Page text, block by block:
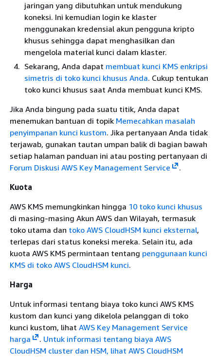
jaringan yang dibutuhkan untuk mendukung
koneksi. Ini kemudian login ke klaster
menggunakan kredensial akun pengguna kripto
khusus sehingga dapat menghasilkan dan
mengelola material kunci dalam klaster.
Sekarang, Anda dapat membuat kunci KMS enkripsi
simetris di toko kunci khusus Anda. Cukup tentukan
toko kunci khusus saat Anda membuat kunci KMS.
Jika Anda bingung pada suatu titik, Anda dapat
menemukan bantuan di topik Memecahkan masalah
penyimpanan kunci kustom. Jika pertanyaan Anda tidak
terjawab, gunakan tautan umpan balik di bagian bawah
setiap halaman panduan ini atau posting pertanyaan di
Forum Diskusi AWS Key Management Service
.
Kuota
AWS KMS memungkinkan hingga 10 toko kunci khusus
di masing-masing Akun AWS dan Wilayah, termasuk
toko utama dan toko AWS CloudHSM kunci eksternal,
terlepas dari status koneksi mereka. Selain itu, ada
kuota AWS KMS permintaan tentang penggunaan kunci
KMS di toko AWS CloudHSM kunci.
Harga
Untuk informasi tentang biaya toko kunci AWS KMS
kustom dan kunci yang dikelola pelanggan di toko
kunci kustom, lihat AWS Key Management Service
harga
. Untuk informasi tentang biaya AWS
CloudHSM cluster dan HSM, lihat AWS CloudHSM